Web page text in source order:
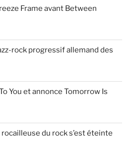
Frame avant Between
rock progressif allemand des
You et annonce Tomorrow Is
du rock s’est éteinte